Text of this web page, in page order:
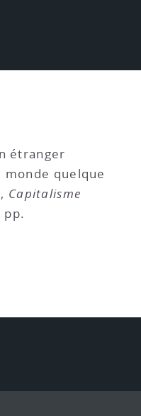
étranger
quelque
Capitalisme
pp.